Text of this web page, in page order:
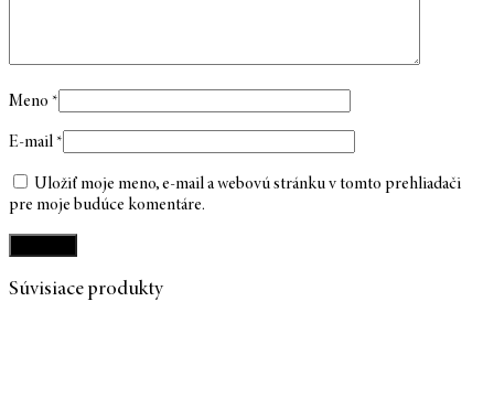
Meno *
E-mail*
Uložiť moje meno, e-mail a webovú stránku v tomto prehliadači
pre moje budúce komentáre.
Súvisiace produkty